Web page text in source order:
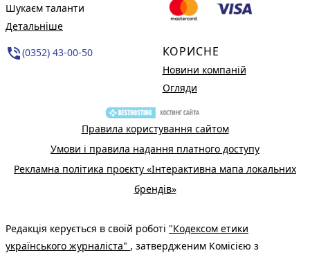
Шукаєм таланти
Детальніше
phone_in_talk(0352) 43-00-50 КОРИСНЕ
Новини компаній
Огляди
Правила користування сайтом
Умови і правила надання платного доступу
Рекламна політика проєкту «Інтерактивна мапа локальних
брендів»
Редакція керується в своїй роботі "Кодексом етики
українського журналіста" , затвердженим Комісією з